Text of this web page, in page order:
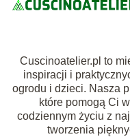
Cuscinoatelier.pl to
inspiracji i
ogrodu i dzieci. Nasza
które pomogą Ci
codziennym życiu z
tworzenia